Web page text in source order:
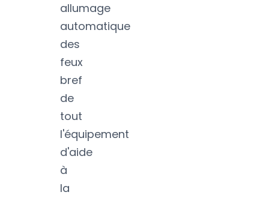
allumage
automatique
des
feux
bref
de
tout
l'équipement
d'aide
à
la